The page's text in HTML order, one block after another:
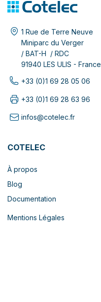
1 Rue de Terre Neuve
Miniparc du Verger
/ BAT-H / RDC
91940 LES ULIS - France
+33 (0)1 69 28 05 06
+33 (0)1 69 28 63 96
infos@cotelec.fr
COTELEC
À propos
Blog
Documentation
Mentions Légales